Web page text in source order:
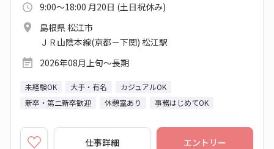
9:00～18:00 月20日 (土日祝休み)
島根県 松江市
ＪＲ山陰本線(京都－下関) 松江駅
2026年08月上旬～長期
未経験OK 大手・有名
カジュアルOK
新卒・第二新卒歓迎
休憩室あり 事務はじめてOK
仕事詳細 エントリー